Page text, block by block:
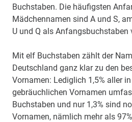
Buchstaben. Die häufigsten
Mädchennamen sind A und S,
U und Q als Anfangsbuchstaben
Mit elf Buchstaben zählt der
Deutschland ganz klar zu den
Vornamen: Lediglich 1,5% aller
gebräuchlichen Vornamen
Buchstaben und nur 1,3% sind
Vornamen, nämlich mehr als